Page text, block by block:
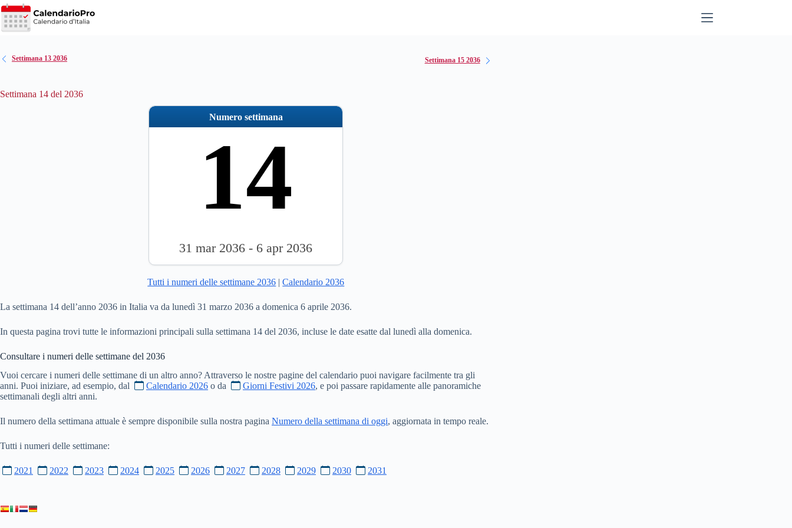
Salta
al
contenuto
Settimana 13 2036 Settimana 15 2036
Settimana 14 del 2036
Numero settimana
14
31 mar 2036 - 6 apr 2036
Tutti i numeri delle settimane 2036 |Calendario 2036
La settimana 14 dell’anno 2036 in Italia va da lunedì 31 marzo 2036 a domenica 6 aprile 2036.
In questa pagina trovi tutte le informazioni principali sulla settimana 14 del 2036, incluse le date esatte dal lunedì alla domenica.
Consultare i numeri delle settimane del 2036
Vuoi cercare i numeri delle settimane di un altro anno? Attraverso le nostre pagine del calendario puoi navigare facilmente tra gli
anni. Puoi iniziare, ad esempio, dal
Calendario 2026 o da Giorni Festivi 2026, e poi passare rapidamente alle panoramiche
settimanali degli altri anni.
Il numero della settimana attuale è sempre disponibile sulla nostra pagina Numero della settimana di oggi, aggiornata in tempo reale.
Tutti i numeri delle settimane:
2021 2022 2023 2024 2025 2026 2027 2028 2029 2030 2031